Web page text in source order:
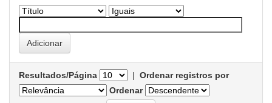
Resultados/Página | Ordenar registros por
Ordenar